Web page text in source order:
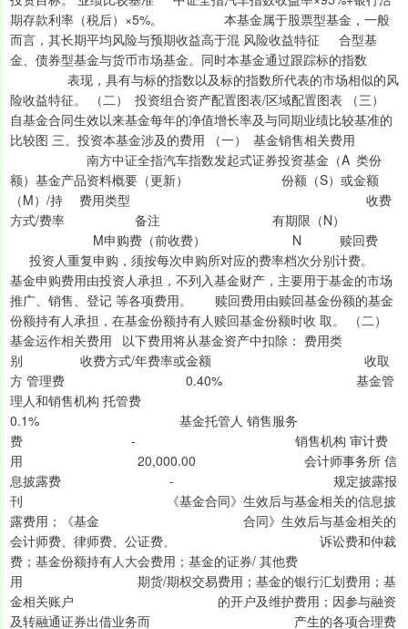
期存款利率（税后）×5%。 本基金属于股票型基金，一般
而言，其长期平均风险与预期收益高于混 风险收益特征 合型基
金、债券型基金与货币市场基金。同时本基金通过跟踪标的指数
表现，具有与标的指数以及标的指数所代表的市场相似的风
险收益特征。 （二） 投资组合资产配置图表/区域配置图表 （三）
自基金合同生效以来基金每年的净值增长率及与同期业绩比较基准的
比较图 三、投资本基金涉及的费用 （一） 基金销售相关费用
南方中证全指汽车指数发起式证券投资基金（A 类份
额）基金产品资料概要（更新） 份额（S）或金额
（M）/持 费用类型 收费
方式/费率 备注 有期限（N）
M申购费（前收费） N 赎回费
投资人重复申购，须按每次申购所对应的费率档次分别计费。
基金申购费用由投资人承担，不列入基金财产，主要用于基金的市场
推广、销售、登记 等各项费用。 赎回费用由赎回基金份额的基金
份额持有人承担，在基金份额持有人赎回基金份额时收 取。 （二）
基金运作相关费用 以下费用将从基金资产中扣除： 费用类
别 收费方式/年费率或金额 收取
方 管理费 0.40% 基金管
理人和销售机构 托管费
0.1% 基金托管人 销售服务
费 - 销售机构 审计费
用 20,000.00 会计师事务所 信
息披露费 - 规定披露报
刊 《基金合同》生效后与基金相关的信息披
露费用；《基金 合同》生效后与基金相关的
会计师费、律师费、公证费、 诉讼费和仲裁
费；基金份额持有人大会费用；基金的证券/ 其他费
用 期货/期权交易费用；基金的银行汇划费用；基
金相关账户 的开户及维护费用；因参与融资
及转融通证券出借业务而 产生的各项合理费